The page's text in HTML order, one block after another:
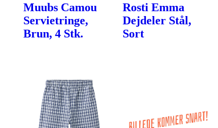
Muubs Camou
Servietringe,
Brun, 4 Stk.
Rosti Emma
Dejdeler Stål,
Sort